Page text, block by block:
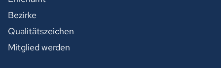
Bezirke
Qualitätszeichen
Mitglied werden